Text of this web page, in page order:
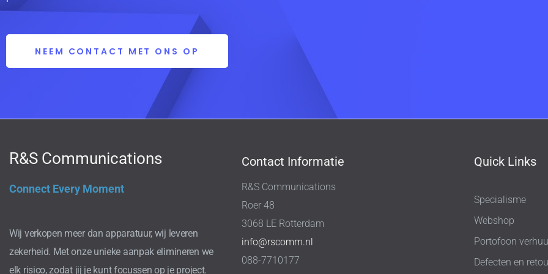
NEEM CONTACT MET ONS OP
R&S Communications
Connect Every Moment
Wij verkopen meer dan apparatuur, wij leveren
zekerheid. Met onze unieke aanpak elimineren we
elk risico, zodat jij je kunt focussen op je project.
Contact Informatie
R&S Communications
Roer 48
3068 LE Rotterdam
info@rscomm.nl
088-7710177
Quick Links
Specialisme
Webshop
Portofoon
Defecten en